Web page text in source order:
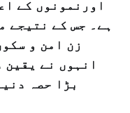
اورنمونوں کے
ہے۔ جس کے نتیجے
زن امن و
انہوں نے یقین
بڑا حصہ